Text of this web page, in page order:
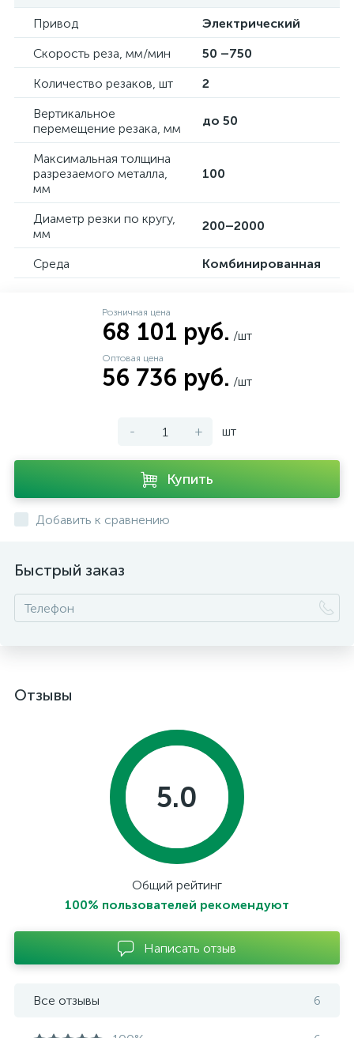
Привод
Электрический
Скорость реза, мм/мин
50 –750
Количество резаков, шт
2
Вертикальное
перемещение резака, мм
до 50
Максимальная толщина
разрезаемого металла,
мм
100
Диаметр резки по кругу,
мм
200–2000
Среда Комбинированная
Розничная цена
68 101 руб. /шт
Оптовая цена
56 736 руб. /шт
- + шт
Купить
Добавить к сравнению
Быстрый заказ
Отзывы
5.0
Общий рейтинг
100% пользователей рекомендуют
Написать отзыв
Все отзывы 6